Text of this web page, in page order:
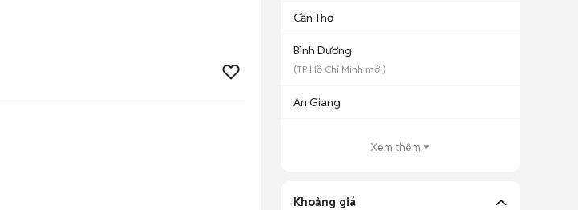
Cần Thơ
Bình Dương
(TP Hồ Chí Minh mới)
An Giang
Xem thêm
Khoảng giá